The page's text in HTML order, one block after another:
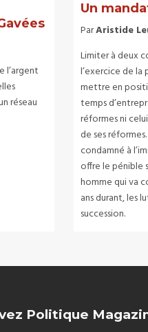
l’argent
réseau
Un
ParAristide
Limiter à deux
l’exercice de la
mettre en
temps
réformes ni
de ses
condamné à
offre le pénible
homme qui va
ans durant, les
succession.
Politique